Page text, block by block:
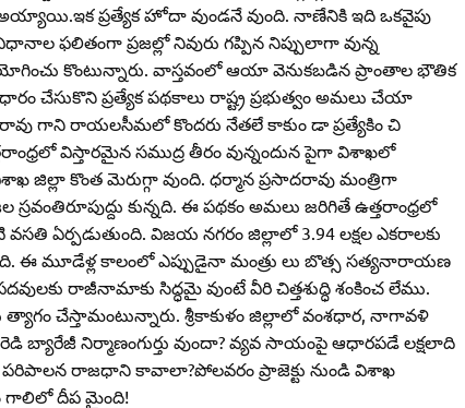
ప్రత్యేక హోదా వుండనే వుంది. నాణేనికి ఇది ఒకవైపు
ఫలితంగా ప్రజల్లో నివురు గప్పిన నిప్పులాగా వున్న
కొంటున్నారు. వాస్తవంలో ఆయా వెనుకబడిన ప్రాంతాల భౌతిక
చేసుకొని ప్రత్యేక పథకాలు రాష్ట్ర ప్రభుత్వం అమలు చేయా
గాని రాయలసీమలో కొందరు నేతలే కాకుం డా ప్రత్యేకిం చి
విస్తారమైన సముద్ర తీరం వున్నందున పైగా విశాఖలో
జిల్లా కొంత మెరుగ్గా వుంది. ధర్మాన ప్రసాదరావు మంత్రిగా
కున్నది. ఈ పథకం అమలు జరిగితే ఉత్తరాంధ్రలో
ఏర్పడుతుంది. విజయ నగరం జిల్లాలో 3.94 లక్షల ఎకరాలకు
ఈ మూడేళ్ల కాలంలో ఎప్పుడైనా మంత్రు లు బొత్స సత్యనారాయణ
రాజీనామాకు సిద్ధమై వుంటే వీరి చిత్తశుద్ధి శంకించ లేము.
త్యాగం చేస్తామంటున్నారు. శ్రీకాకుళం జిల్లాలో వంశధార, నాగావళి
బ్యారేజీ నిర్మాణంగుర్తు వుందా? వ్యవ సాయంపై ఆధారపడే లక్షలాది
పరిపాలన రాజధాని కావాలా?పోలవరం ప్రాజెక్టు నుండి విశాఖ
గాలిలో దీప మైంది!